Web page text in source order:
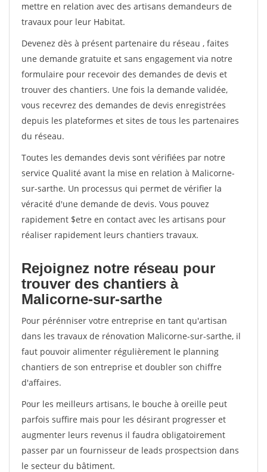
mettre en relation avec des artisans demandeurs de
travaux pour leur Habitat.
Devenez dès à présent partenaire du réseau , faites
une demande gratuite et sans engagement via notre
formulaire pour recevoir des demandes de devis et
trouver des chantiers. Une fois la demande validée,
vous recevrez des demandes de devis enregistrées
depuis les plateformes et sites de tous les partenaires
du réseau.
Toutes les demandes devis sont vérifiées par notre
service Qualité avant la mise en relation à Malicorne-
sur-sarthe. Un processus qui permet de vérifier la
véracité d'une demande de devis. Vous pouvez
rapidement $etre en contact avec les artisans pour
réaliser rapidement leurs chantiers travaux.
Rejoignez notre réseau pour
trouver des chantiers à
Malicorne-sur-sarthe
Pour pérénniser votre entreprise en tant qu'artisan
dans les travaux de rénovation Malicorne-sur-sarthe, il
faut pouvoir alimenter régulièrement le planning
chantiers de son entreprise et doubler son chiffre
d'affaires.
Pour les meilleurs artisans, le bouche à oreille peut
parfois suffire mais pour les désirant progresser et
augmenter leurs revenus il faudra obligatoirement
passer par un fournisseur de leads prospectsion dans
le secteur du bâtiment.